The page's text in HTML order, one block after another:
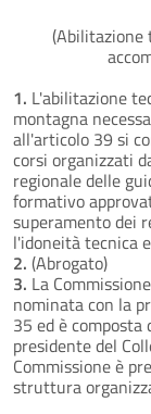
(Abilitazione
1. L'abilitazione
montagna
all'articolo 39 si
corsi organizzati
regionale delle
formativo
superamento dei
l'idoneità tecnica
2. (Abrogato)
3. La
nominata con la
35 ed è
presidente del
Commissione è
struttura